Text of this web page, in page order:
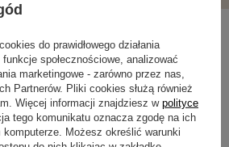
Blog ogrodniczy
do prawidłowego działania
społecznościowe, analizować
marketingowe - zarówno przez nas,
Partnerów. Pliki cookies służą również
Więcej informacji znajdziesz w polityce
tego komunikatu oznacza zgodę na ich
komputerze. Możesz określić warunki